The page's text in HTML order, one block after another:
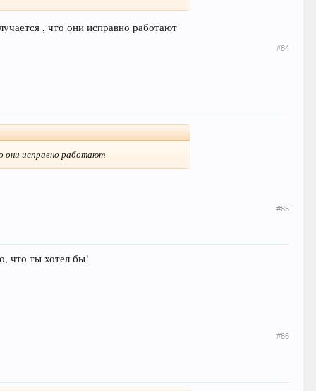
, что они исправно работают
#84
они исправно работают
#85
что ты хотел бы!
#86